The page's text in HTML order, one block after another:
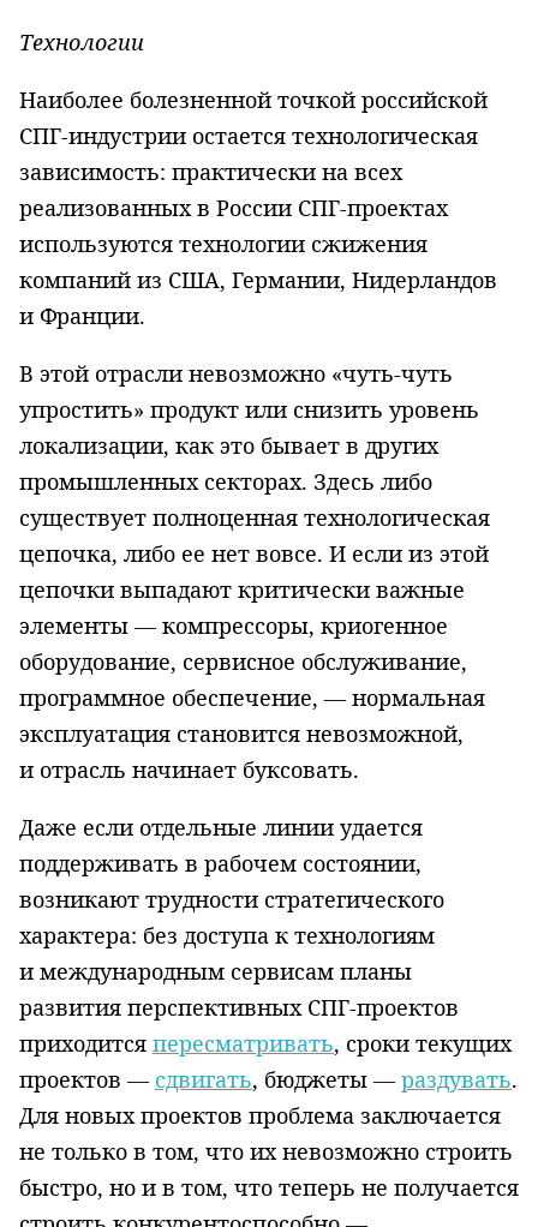
Технологии
Наиболее болезненной точкой российской
СПГ-индустрии остается технологическая
зависимость: практически на всех
реализованных в России СПГ-проектах
используются технологии сжижения
компаний из США, Германии, Нидерландов
и Франции.
В этой отрасли невозможно «чуть-чуть
упростить» продукт или снизить уровень
локализации, как это бывает в других
промышленных секторах. Здесь либо
существует полноценная технологическая
цепочка, либо ее нет вовсе. И если из этой
цепочки выпадают критически важные
элементы — компрессоры, криогенное
оборудование, сервисное обслуживание,
программное обеспечение, — нормальная
эксплуатация становится невозможной,
и отрасль начинает буксовать.
Даже если отдельные линии удается
поддерживать в рабочем состоянии,
возникают трудности стратегического
характера: без доступа к технологиям
и международным сервисам планы
развития перспективных СПГ-проектов
приходится пересматривать, сроки текущих
проектов — сдвигать, бюджеты —раздувать.
Для новых проектов проблема заключается
не только в том, что их невозможно строить
быстро, но и в том, что теперь не получается